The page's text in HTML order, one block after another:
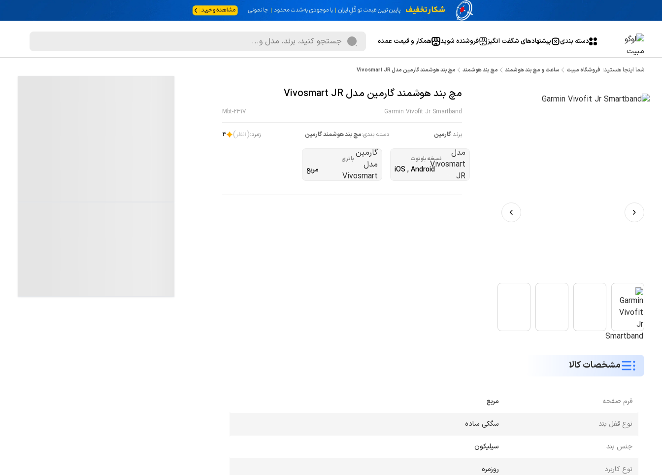
دسته بندی پیشنهاد‌های شگفت انگیز فروشنده شوید همکار و قیمت عمده
شما اینجا هستید: فروشگاه مبیت ساعت و مچ بند هوشمند مچ بند هوشمند مچ بند هوشمند گارمین مدل Vivosmart JR
مچ بند هوشمند گارمین مدل Vivosmart JR
Garmin Vivofit Jr Smartband
Mbt-2317
برند:گارمين دسته بندی:مچ بند هوشمند گارمين زمرد:(
1نظر)
3
نسخه بلوتوث
iOS , Android
باتری
مربع
مشخصات کالا
فرم صفحه مربع
نوع قفل بند سگکی ساده
جنس بند سیلیکون
نوع کاربرد روزمره